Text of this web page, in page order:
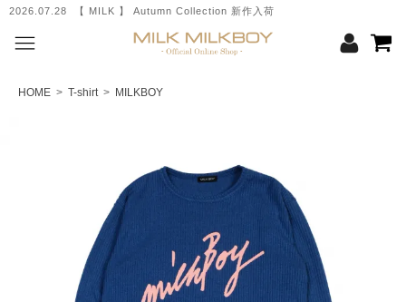
2026.07.28 【 MILK 】 Autumn Collection 新作入荷
HOME > T-shirt> MILKBOY